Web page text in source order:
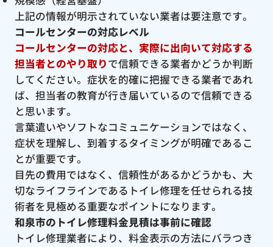
上記の情報が明示されていない業者は要注意です。
コールセンターの対応レベル
コールセンターの対応と、実際に出向いて対応する
担当者とのやり取りで信頼できる業者かどうか判断
してください。症状を的確に把握できる業者であれ
ば、担当者の教育が行き届いているので信頼できる
と思います。
言葉遣いやソフトなコミュニケーションではなく、
症状を理解し、到着するタイミングが明確であるこ
とが重要です。
目先の費用ではなく、信頼性があるかどうかも、大
切なライフラインであるトイレ修理を任せられる技
術者を見極める重要なポイントになります。
和泉市のトイレ修理料金見積は事前に確認
トイレ修理業者により、料金表示の方法にバラつき